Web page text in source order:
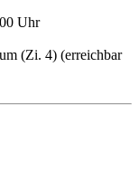
Uhr
(Zi. 4) (erreichbar